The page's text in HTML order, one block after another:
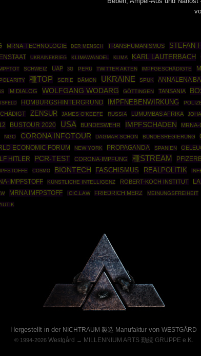
MRNA-TECHNOLOGIE DER MENSCH TRANSHUMANISMUS STEFAN
UKRAINEKRIEG KLIMAWANDEL KLIMA KARL LAUTERBACH
SCHWEIZ UAP 3G PERU TWITTER AKTEN IMPFGESCHÄDIGTE
POLARITY 種TOP SERIE DÄMON UKRAINE SPUK ANNALENA
IM DIALOG WOLFGANG WODARG GÖTTINGEN TANSANIA
HOMBURGSHINTERGRUND IMPFNEBENWIRKUNG
ZENSUR JAMES O'KEEFE RUSSIA LUMUMBAS AFRIKA
BUSTOUR 2020 USA BUNDESWEHR IMPFSCHADEN MRNA-
NGO CORONA INFOTOUR DAGMAR SCHÖN BUNDESREGIERUNG
ECONOMIC FORUM NEW YORK PROPAGANDA SPANIEN
HITLER PCR-TEST CORONA-IMPFUNG 種STREAM
COSMO BIONTECH FASCHISMUS REALPOLITIK
IMPFSTOFF KÜNSTLICHE INTELLIGENZ ROBERT-KOCH INSTITUT
MRNA IMFPSTOFF ICIC.LAW FRIEDRICH MERZ MEINUNGSFREIHEIT
Hergestellt in der NICHTRAUM 製造 Manufaktur von WESTGÅRD
© 1994-2026 Westgård → MILLENNIUM ARTS 勤続 GRUPPE e.K.
Powered By :